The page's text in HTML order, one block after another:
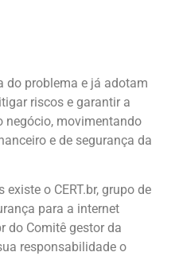
do problema e já adotam
riscos e garantir a
negócio, movimentando
e de segurança da
o CERT.br, grupo de
para a internet
do Comitê gestor da
responsabilidade o